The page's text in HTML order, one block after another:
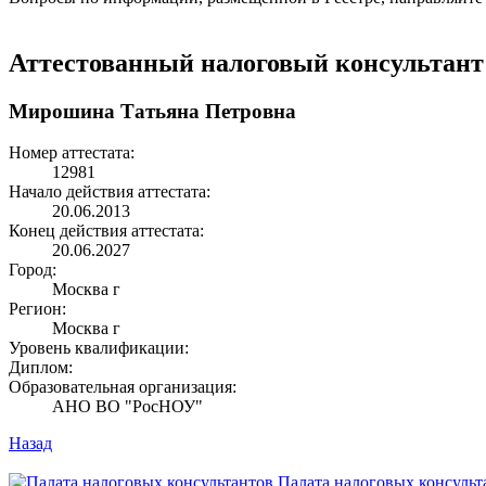
Аттестованный налоговый консультант
Мирошина Татьяна Петровна
Номер аттестата:
12981
Начало действия аттестата:
20.06.2013
Конец действия аттестата:
20.06.2027
Город:
Москва г
Регион:
Москва г
Уровень квалификации:
Диплом:
Образовательная организация:
АНО ВО "РосНОУ"
Назад